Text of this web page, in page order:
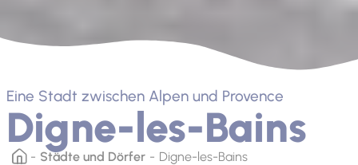
Digne-les-Bains
Eine Stadt zwischen Alpen und Provence
Städte und Dörfer Digne-les-Bains